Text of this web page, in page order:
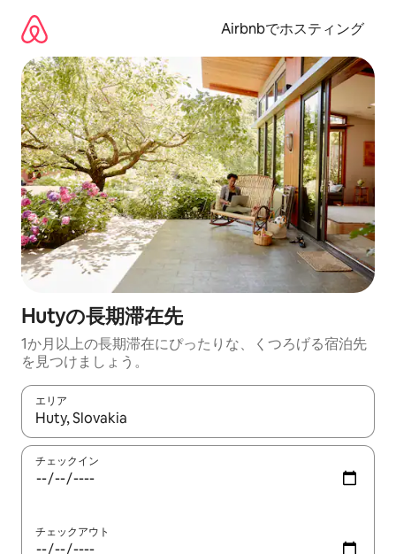
Airbnbでホスティング
Hutyの長期滞在先
1か月以上の長期滞在にぴったりな、くつろげる宿泊先
を見つけましょう。
エリア
検索結果が表示されたら、上下の矢印キーを使って移動するか
チェックイン
チェックアウト